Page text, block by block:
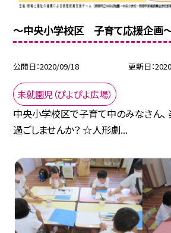
〜中央小学校区 子育て応援企画
公開日 2020/09/18 更新日
未就園児（ぴよぴよ広場）
中央小学校区で子育て中のみなさん
過ごしませんか？ ☆人形劇...